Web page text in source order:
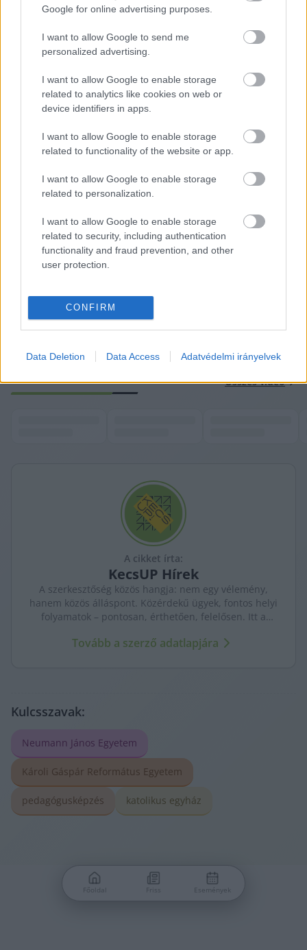
Google for online advertising purposes.
I want to allow Google to send me
personalized advertising.
I want to allow Google to enable storage
related to analytics like cookies on web or
device identifiers in apps.
I want to allow Google to enable storage
related to functionality of the website or app.
I want to allow Google to enable storage
related to personalization.
I want to allow Google to enable storage
related to security, including authentication
functionality and fraud prevention, and other
user protection.
CONFIRM
Data Deletion Data Access Adatvédelmi irányelvek
már szeptember óta zajlanak a szakmai
gyakorlatok, az óvodák vonatkozásában pedig
jelenleg is kidolgozás alatt áll a széles körű, a
munkaerőpiac kihívásaira reagálni képes
gyakorlati és szakmai együttműködést hosszú
távon biztosító megállapodás kereteinek
kialakítása.
majd az együttműködést a már katolikus kézben
A levélben egyébként a kecskeméti
pedagógusképzést megöröklő Károli Gáspár
városban található önkormányzati, állami és
egyházi intézményeknek, hogy hallgatóik
biztosították a gyakorlati lehetőséget.
KECSUP SHORTS Összes videó
A cikket írta:
KecsUP Hírek
A szerkesztőség közös hangja: nem egy vélemény,
hanem közös álláspont. Közérdekű ügyek, fontos helyi
folyamatok – pontosan, érthetően, felelősen. Itt a
Tovább a szerző adatlapjára
Kulcsszavak:
Neumann János Egyetem
Károli Gáspár Református Egyetem
pedagógusképzés katolikus egyház
Főoldal Friss Események